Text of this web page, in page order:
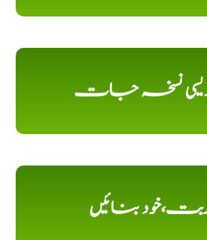
دیسی نسخہ جات
بنائیں